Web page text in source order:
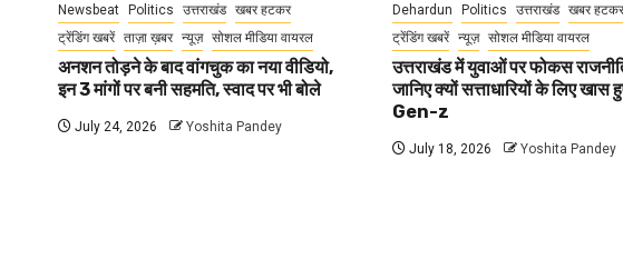
Newsbeat Politics उत्तराखंड खबर हटकर
ट्रेंडिंग खबरें ताज़ा ख़बर न्यूज़ सोशल मीडिया वायरल
अनशन तोड़ने के बाद वांगचुक का नया वीडियो,
इन 3 मांगों पर बनी सहमति, स्वाद पर भी बोले
July 24, 2026 Yoshita Pandey
Dehardun Politics उत्तराखंड खबर हटकर
ट्रेंडिंग खबरें न्यूज़ सोशल मीडिया वायरल
उत्तराखंड में युवाओं पर फोकस
जानिए क्यों सत्ताधारियों के लिए खास
Gen-z
July 18, 2026 Yoshita Pandey